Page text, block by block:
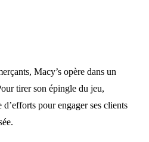
Macy’s opère dans un
tirer son épingle du jeu,
pour engager ses clients